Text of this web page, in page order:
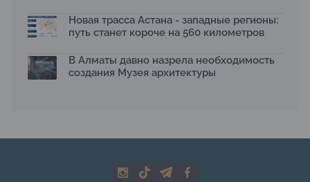
Новая трасса Астана - западные регионы:
путь станет короче на 560 километров
В Алматы давно назрела необходимость
создания Музея архитектуры